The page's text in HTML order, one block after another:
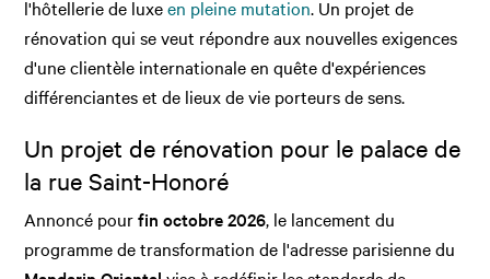
l'hôtellerie de luxeen pleine mutation. Un projet de
rénovation qui se veut répondre aux nouvelles exigences
d'une clientèle internationale en quête d'expériences
différenciantes et de lieux de vie porteurs de sens.
Un projet de rénovation pour le palace de
la rue Saint-Honoré
Annoncé pourfin octobre 2026, le lancement du
programme de transformation de l'adresse parisienne du